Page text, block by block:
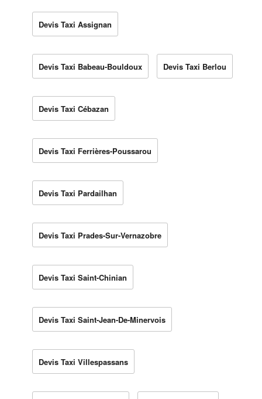
Devis Taxi Assignan
Devis Taxi Babeau-Bouldoux Devis Taxi Berlou
Devis Taxi Cébazan
Devis Taxi Ferrières-Poussarou
Devis Taxi Pardailhan
Devis Taxi Prades-Sur-Vernazobre
Devis Taxi Saint-Chinian
Devis Taxi Saint-Jean-De-Minervois
Devis Taxi Villespassans